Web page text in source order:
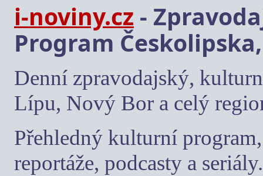
i-noviny.cz -
Program
Denní zpravodajský,
Lípu, Nový Bor a celý
Přehledný kulturní
reportáže, podcasty a seriály.